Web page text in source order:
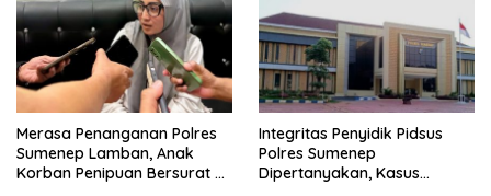
Merasa Penanganan Polres
Sumenep Lamban, Anak
Korban Penipuan Bersurat ke
Integritas Penyidik Pidsus
Polres Sumenep
Dipertanyakan, Kasus